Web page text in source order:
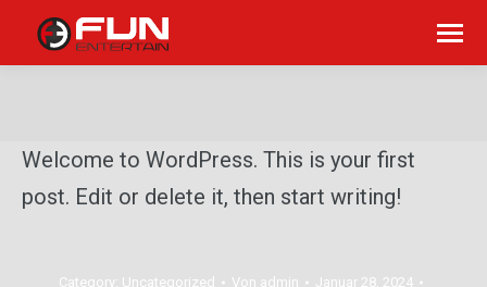
Welcome to WordPress. This is your first
post. Edit or delete it, then start writing!
Category: Uncategorized Von admin
Januar 28, 2024